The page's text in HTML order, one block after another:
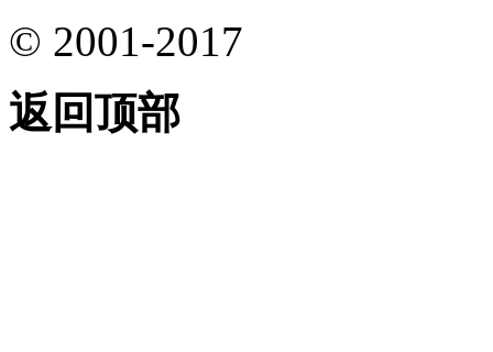
© 2001-2017
返回顶部